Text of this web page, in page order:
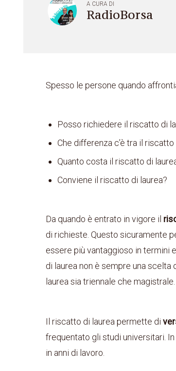
A CURA DI
RadioBorsa
Spesso le persone quando
Posso richiedere il riscatto di
Che differenza c’è tra il
Quanto costa il riscatto di
Conviene il riscatto di laurea?
Da quando è entrato in vigore il
di richieste. Questo sicuramente
essere più vantaggioso in
di laurea non è sempre una
laurea sia triennale che magistrale.
Il riscatto di laurea permette di
frequentato gli studi universitari.
in anni di lavoro.